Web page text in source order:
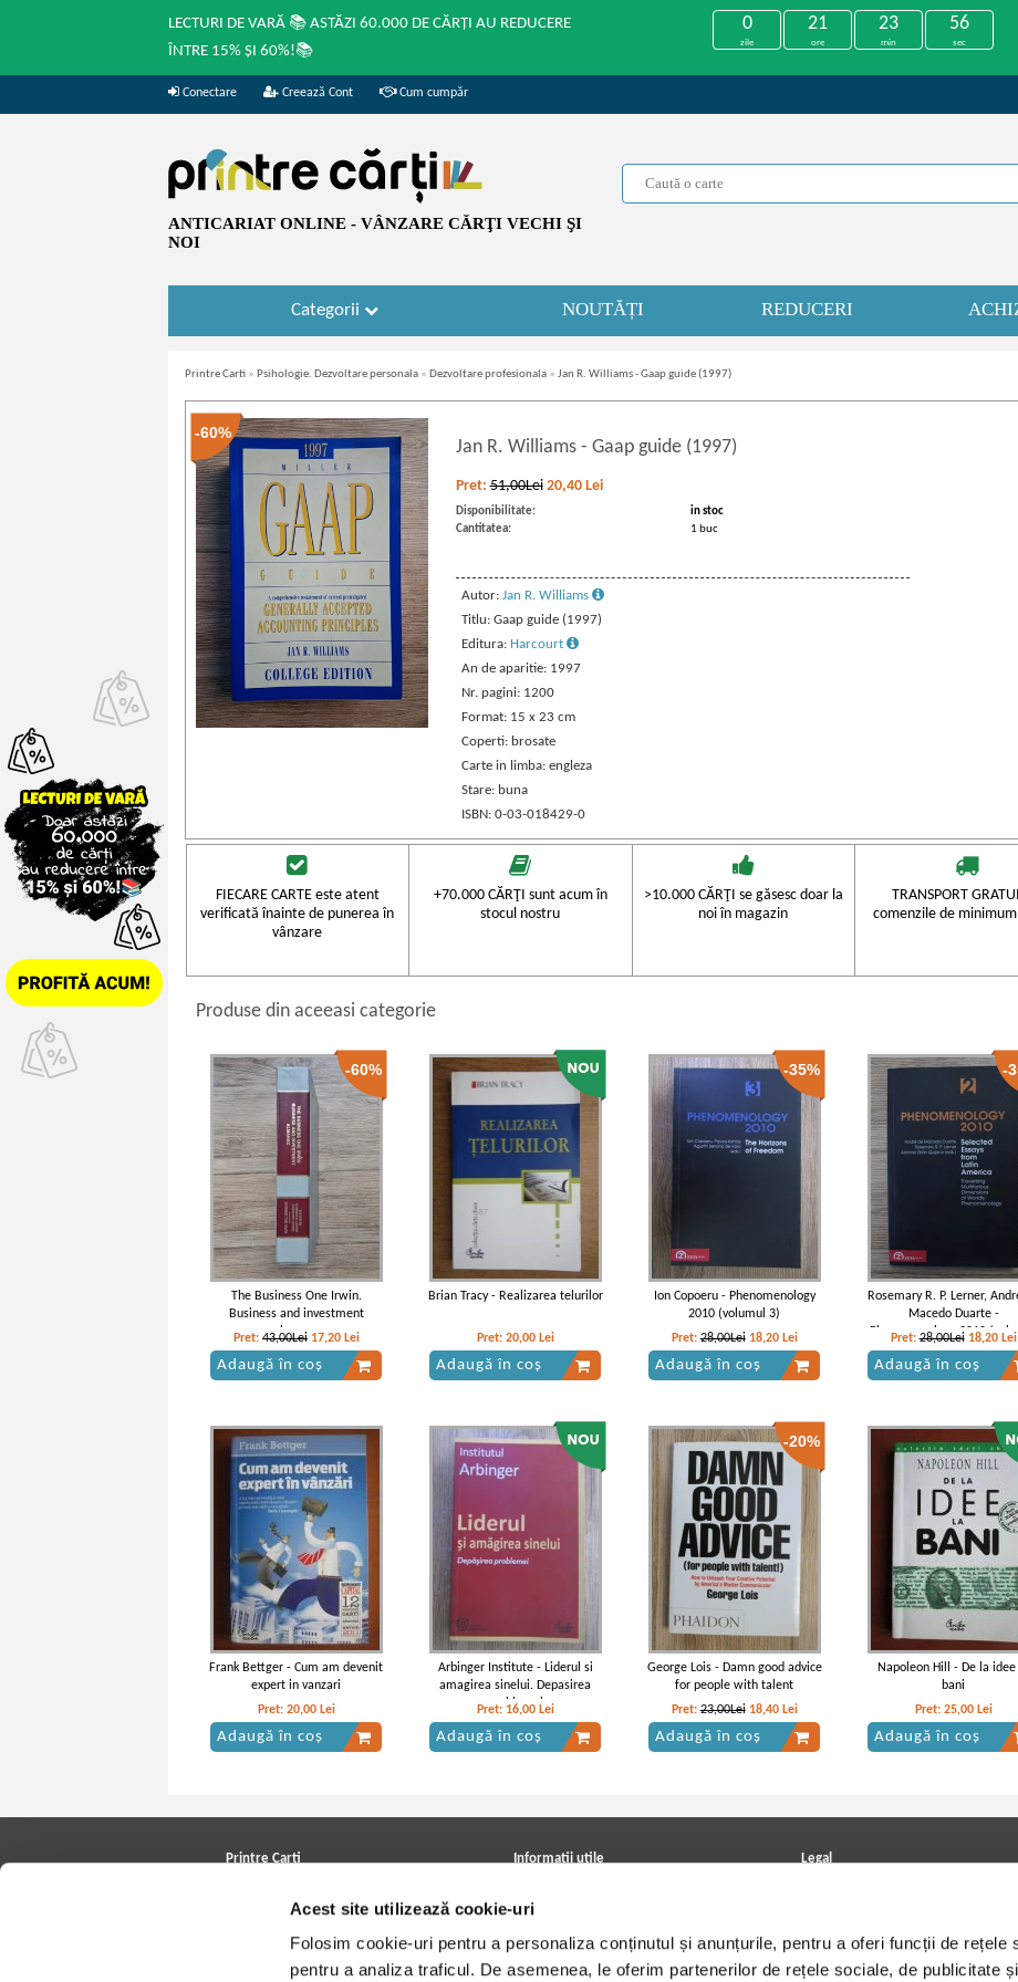
Acest site utilizează cookie-uri
Folosim cookie-uri pentru a personaliza conținutul și anunțurile, pentru a oferi funcții de rețele
pentru a analiza traficul. De asemenea, le oferim partenerilor de rețele sociale, de publicitate
LECTURI DE VARĂ 📚 ASTĂZI 60.000 DE CĂRȚI AU REDUCERE
ÎNTRE 15% ȘI 60%!📚
0
zile
21
ore
23
min
56
sec
Conectare Creează Cont Cum cumpăr
ANTICARIAT ONLINE - VÂNZARE CĂRŢI VECHI ŞI
NOI
Categorii NOUTĂȚI REDUCERI
Printre Carti » Psihologie. Dezvoltare personala » Dezvoltare profesionala » Jan R. Williams - Gaap guide (1997)
-60%
Jan R. Williams - Gaap guide (1997)
Pret:51,00Lei 20,40 Lei
Disponibilitate:
in stoc
Cantitatea:
1 buc
Autor: Jan R. Williams
Titlu: Gaap guide (1997)
Editura: Harcourt
An de aparitie: 1997
Nr. pagini: 1200
Format: 15 x 23 cm
Coperti: brosate
Carte in limba: engleza
Stare: buna
ISBN: 0-03-018429-0
FIECARE CARTE este atent
verificată înainte de punerea în
vânzare
+70.000 CĂRŢI sunt acum în
stocul nostru
>10.000 CĂRŢI se găsesc doar la
noi în magazin
TRANSPORT
comenzile de
Produse din aceeasi categorie
-60%
The Business One Irwin.
Business and investment
almanac
Pret: 43,00Lei 17,20 Lei
Adaugă în coș
Brian Tracy - Realizarea telurilor
Pret: 20,00 Lei
Adaugă în coș
-35%
Ion Copoeru - Phenomenology
2010 (volumul 3)
Pret:28,00Lei 18,20 Lei
Adaugă în coș
-
Rosemary R. P. Lerner,
Macedo Duarte -
Phenomenology 2010
2)
Pret:28,00Lei 18,20 Lei
Adaugă în coș
Frank Bettger - Cum am devenit
expert in vanzari
Pret: 20,00 Lei
Adaugă în coș
Arbinger Institute - Liderul si
amagirea sinelui. Depasirea
problemei
Pret: 16,00 Lei
Adaugă în coș
-20%
George Lois - Damn good advice
for people with talent
Pret:23,00Lei 18,40 Lei
Adaugă în coș
Napoleon Hill - De la idee
bani
Pret: 25,00 Lei
Adaugă în coș
Printre Carti Informatii utile
Achizitii viniluri, casete, CD/DVD
Cum cumpar?
Politica de livrare
Legal
Termeni si conditii
Utilizare cookie-uri